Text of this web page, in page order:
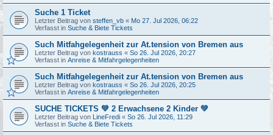
Suche 1 Ticket
Letzter Beitrag von steffen_vb « Mo 27. Jul 2026, 06:22
Verfasst in Suche & Biete Tickets
Such Mitfahgelegenheit zur At.tension von Bremen aus
Letzter Beitrag von kostrauss « So 26. Jul 2026, 20:27
Verfasst in Anreise & Mitfahrgelegenheiten
Such Mitfahgelegenheit zur At.tension von Bremen aus
Letzter Beitrag von kostrauss « So 26. Jul 2026, 20:25
Verfasst in Anreise & Mitfahrgelegenheiten
SUCHE TICKETS 💚 2 Erwachsene 2 Kinder 💚
Letzter Beitrag von LineFredi « So 26. Jul 2026, 11:29
Verfasst in Suche & Biete Tickets